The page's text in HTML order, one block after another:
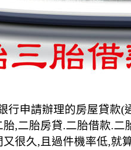
行申請辦理的房屋貸
,二胎房貸.二胎借款.
很久,且過件機率低,